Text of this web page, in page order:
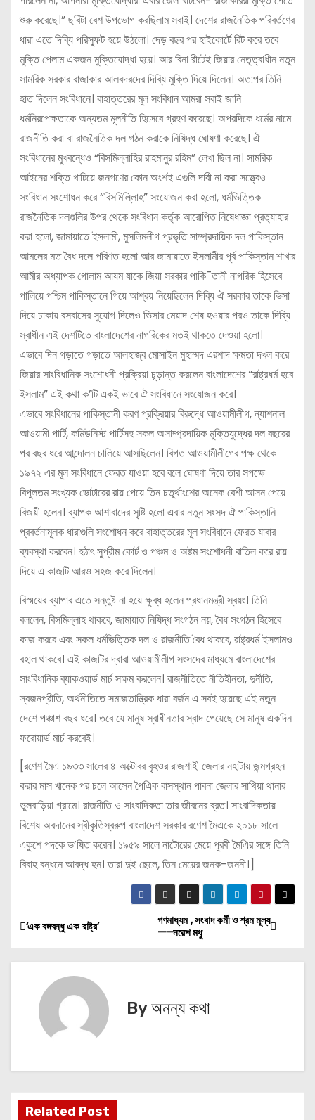
শুরু করেছে।” ছবিটা বেশ উপভোগ করছিলাম সবাই। দেশের রাজনৈতিক পরিবর্তণের
ধারা এতে দিব্যি পরিস্ফুট হয়ে উঠলো। দেড় বছর পর হাইকোর্টে রিট করে তবে
মুক্তি পেলাম একজন মুক্তিযোদ্ধা হয়ে। আর বিনা রীটেই জিয়ার নেতৃত্বাধীন নতুন
সামরিক সরকার রাজাকার আলবদরদের দিব্যি মুক্তি দিয়ে দিলেন। অত:পর তিনি
হাত দিলেন সংবিধানে। বাহাত্তরের মূল সংবিধান আমরা সবাই জানি
ধর্মনিরপেক্ষতাকে অন্যতম মূলনীতি হিসেবে গ্রহণ করেছে। অপরদিকে ধর্মের নামে
রাজনীতি করা বা রাজনৈতিক দল গঠন করাকে নিষিদ্ধ ঘোষণা করেছে। ঐ
সংবিধানের মুখবন্ধেও “বিসমিল্লাহির রাহমানুর রহিম” লেখা ছিল না। সামরিক
আইনের শক্তি খাটিয়ে জনগণের কোন অংশই এগুলি দাবী না করা সত্ত্বেও
সংবিধান সংশোধন করে “বিসমিল্লিাহ” সংযোজন করা হলো, ধর্মভিত্তিক
রাজনৈতিক দলগুলির উপর থেকে সংবিধান কর্তৃক আরোপিত নিষেধাজ্ঞা প্রত্যাহার
করা হলো, জামায়াতে ইসলামী, মুসলিমলীগ প্রভৃতি সাম্প্রদায়িক দল পাকিস্তান
আমলের মত বৈধ দলে পরিণত হলো আর জামায়াতে ইসলামীর পূর্ব পাকিস্তান শাখার
আমীর অধ্যাপক গোলাম আযম যাকে জিয়া সরকার পাকি¯তানী নাগরিক হিসেবে
পালিয়ে পশ্চিম পাকিস্তানে গিয়ে আশ্রয় নিয়েছিলেন দিব্যি ঐ সরকার তাকে ভিসা
দিয়ে ঢাকায় বসবাসের সুযোগ দিলেও ভিসার মেয়াদ শেষ হওয়ার পরও তাকে দিব্যি
স্বাধীন এই দেশটিতে বাংলাদেশের নাগরিকের মতই থাকতে দেওয়া হলো।
এভাবে দিন গড়াতে গড়াতে আলহাজ্ব মোসাইন মুহাম্মদ এরশাদ ক্ষমতা দখল করে
জিয়ার সাংবিধানিক সংশোধনী প্রক্রিয়া চূড়ান্ত করলেন বাংলাদেশের “রাষ্ট্রধর্ম হবে
ইসলাম” এই কথা ক’টি একই ভাবে ঐ সংবিধানে সংযোজন করে।
এভাবে সংবিধানের পাকিস্তানী করণ প্রক্রিয়ার বিরুদ্ধে আওয়ামীলীগ, ন্যাশনাল
আওয়ামী পার্টি, কমিউনিস্ট পার্টিসহ সকল অসাম্প্রদায়িক মুক্তিযুদ্ধের দল বছরের
পর বছর ধরে আন্দোলন চালিয়ে আসছিলেন। বিগত আওয়ামীলীগের পক্ষ থেকে
১৯৭২ এর মূল সংবিধানে ফেরত যাওয়া হবে বলে ঘোষণা দিয়ে তার সপক্ষে
বিপুলতম সংখ্যক ভোটারের রায় পেয়ে তিন চতুর্থাংশের অনেক বেশী আসন পেয়ে
বিজয়ী হলেন। ব্যাপক আশাবাদের সৃষ্টি হলো এবার নতুন সংসদ ঐ পাকিস্তানি
প্রবর্তনামূলক ধারাগুলি সংশোধন করে বাহাত্তরের মূল সংবিধানে ফেরত যাবার
ব্যবস্থা করবেন। হঠাৎ সুপ্রীম কোর্ট ও পঞ্চম ও অষ্টম সংশোধনী বাতিল করে রায়
দিয়ে এ কাজটি আরও সহজ করে দিলেন।
বিস্ময়ের ব্যাপার এতে সন্তুষ্ট না হয়ে ক্ষুব্ধ হলেন প্রধানমন্ত্রী স্বয়ং। তিনি
বললেন, বিসমিল্লাহ থাকবে, জামায়াত নিষিদ্ধ সংগঠন নয়, বৈধ সংগঠন হিসেবে
কাজ করবে এবং সকল ধর্মভিত্তিক দল ও রাজনীতি বৈধ থাকবে, রাষ্ট্রধর্ম ইসলামও
বহাল থাকবে। এই কাজটির দ্বারা আওয়ামীলীগ সংসদের মাধ্যমে বাংলাদেশের
সাংবিধানিক ব্যাকওয়ার্ড মার্চ সক্ষম করলেন। রাজনীতিতে নীতিহীনতা, দুর্নীতি,
স্বজনপ্রীতি, অর্থনীতিতে সমাজতান্ত্রিক ধারা বর্জন এ সবই হয়েছে এই নতুন
দেশে পঞ্চাশ বছর ধরে। তবে যে মানুষ স্বাধীনতার স্বাদ পেয়েছে সে মানুষ একদিন
ফরোয়ার্ড মার্চ করবেই।
[রণেশ মৈএ ১৯৩৩ সালের ৪ অক্টোবর বৃহওর রাজশাহী জেলার নহাটায় জন্মগ্রহন
করার মাস খানেক পর চলে আসেন পৈএিক বাসস্থান পাবনা জেলার সাথিয়া থানার
ভুলবাড়িয়া গ্রামে। রাজনীতি ও সাংবাদিকতা তার জীবনের ব্রত। সাংবাদিকতায়
বিশেষ অবদানের স্বীকৃতিস্বরুপ বাংলাদেশ সরকার রণেশ মৈএকে ২০১৮ সালে
একুশে পদকে ভ’ষিত করেন। ১৯৫৯ সালে নাটোরের মেয়ে পূরবী মৈএির সঙ্গে তিনি
বিবাহ বন্ধনে আবদ্ধ হন। তারা দুই ছেলে, তিন মেয়ের জনক-জননী।]
P
o
a
v
গণমাধ্যম , সংবাদ কর্মী ও শ্রম মূল্য
—–নরেশ মধু
‘এক বঙ্গবন্ধু এক রাষ্ট্র’
Byঅনন্য কথা
Related Post